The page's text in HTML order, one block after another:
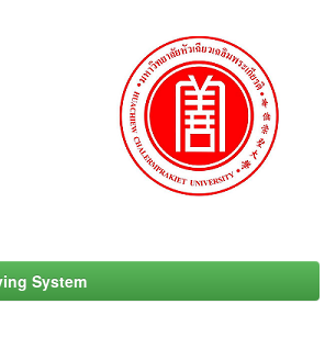
System